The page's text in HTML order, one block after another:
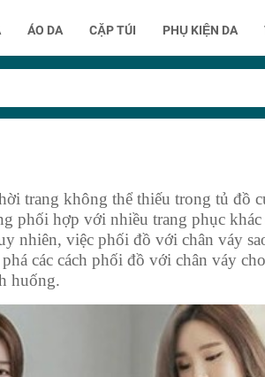
ÁO DA CẶP TÚI PHỤ KIỆN DA
trang không thể thiếu trong tủ đồ
phối hợp với nhiều trang phục
nhiên, việc phối đồ với chân váy
các cách phối đồ với chân váy
huống.